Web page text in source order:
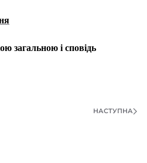
загальною і сповідь
НАСТУПНА